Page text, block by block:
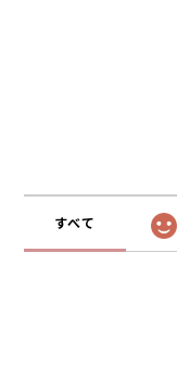
すべて